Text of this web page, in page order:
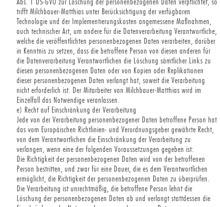
Abs. 1 DS-GVO zur Löschung der personenbezogenen Daten verpflichtet, so
trifft Milchbauer-Matthias unter Berücksichtigung der verfügbaren
Technologie und der Implementierungskosten angemessene Maßnahmen,
auch technischer Art, um andere für die Datenverarbeitung Verantwortliche,
welche die veröffentlichten personenbezogenen Daten verarbeiten, darüber
in Kenntnis zu setzen, dass die betroffene Person von diesen anderen für
die Datenverarbeitung Verantwortlichen die Löschung sämtlicher Links zu
diesen personenbezogenen Daten oder von Kopien oder Replikationen
dieser personenbezogenen Daten verlangt hat, soweit die Verarbeitung
nicht erforderlich ist. Der Mitarbeiter von Milchbauer-Matthias wird im
Einzelfall das Notwendige veranlassen.
e) Recht auf Einschränkung der Verarbeitung
Jede von der Verarbeitung personenbezogener Daten betroffene Person hat
das vom Europäischen Richtlinien- und Verordnungsgeber gewährte Recht,
von dem Verantwortlichen die Einschränkung der Verarbeitung zu
verlangen, wenn eine der folgenden Voraussetzungen gegeben ist:
Die Richtigkeit der personenbezogenen Daten wird von der betroffenen
Person bestritten, und zwar für eine Dauer, die es dem Verantwortlichen
ermöglicht, die Richtigkeit der personenbezogenen Daten zu überprüfen.
Die Verarbeitung ist unrechtmäßig, die betroffene Person lehnt die
Löschung der personenbezogenen Daten ab und verlangt stattdessen die